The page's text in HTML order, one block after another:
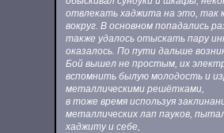
отвлекать хаджита на это, так
вокруг. В основном попадались
также удалось отыскать пару
оказалось. По пути дальше
Бой вышел не простым, их
вспомнить былую молодость и
металлическими решётками,
в тоже время используя
металлических лап пауков,
хаджиту и себе,